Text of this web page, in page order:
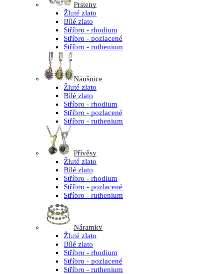
Prsteny
Žluté zlato
Bílé zlato
Stříbro - rhodium
Stříbro - pozlacené
Stříbro - ruthenium
Náušnice
Žluté zlato
Bílé zlato
Stříbro - rhodium
Stříbro - pozlacené
Stříbro - ruthenium
Přívěsy
Žluté zlato
Bílé zlato
Stříbro - rhodium
Stříbro - pozlacené
Stříbro - ruthenium
Náramky
Žluté zlato
Bílé zlato
Stříbro - rhodium
Stříbro - pozlacené
Stříbro - ruthenium